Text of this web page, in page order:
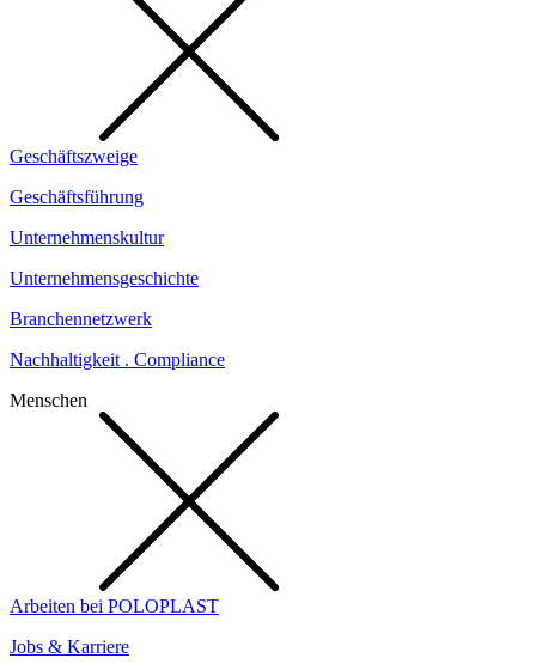
Geschäftszweige
Geschäftsführung
Unternehmenskultur
Unternehmensgeschichte
Branchennetzwerk
Nachhaltigkeit . Compliance
Menschen
Arbeiten bei POLOPLAST
Jobs & Karriere